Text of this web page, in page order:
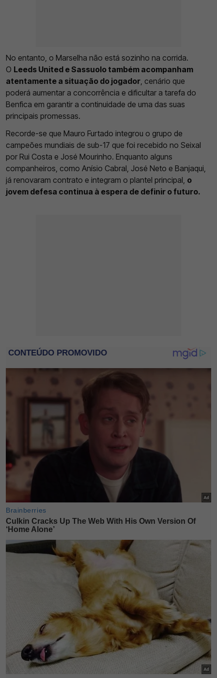
No entanto, o Marselha não está sozinho na corrida.
O Leeds United e Sassuolo também acompanham
atentamente a situação do jogador , cenário que
poderá aumentar a concorrência e dificultar a tarefa do
Benfica em garantir a continuidade de uma das suas
principais promessas.
Recorde-se que Mauro Furtado integrou o grupo de
campeões mundiais de sub-17 que foi recebido no Seixal
por Rui Costa e José Mourinho. Enquanto alguns
companheiros, como Anísio Cabral, José Neto e Banjaqui,
já renovaram contrato e integram o plantel principal, o
jovem defesa continua à espera de definir o futuro.